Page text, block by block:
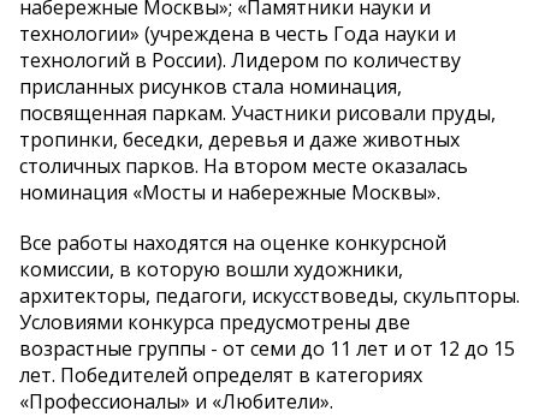
набережные Москвы»; «Памятники науки и
технологии» (учреждена в честь Года науки и
технологий в России). Лидером по количеству
присланных рисунков стала номинация,
посвященная паркам. Участники рисовали пруды,
тропинки, беседки, деревья и даже животных
столичных парков. На втором месте оказалась
номинация «Мосты и набережные Москвы».
Все работы находятся на оценке конкурсной
комиссии, в которую вошли художники,
архитекторы, педагоги, искусствоведы, скульпторы.
Условиями конкурса предусмотрены две
возрастные группы - от семи до 11 лет и от 12 до 15
лет. Победителей определят в категориях
«Профессионалы» и «Любители».